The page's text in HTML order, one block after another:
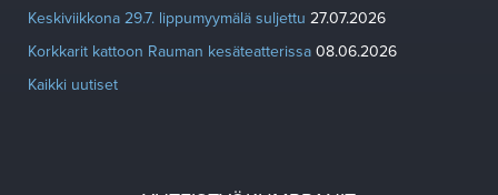
Keskiviikkona 29.7. lippumyymälä suljettu 27.07.2026
Korkkarit kattoon Rauman kesäteatterissa 08.06.2026
Kaikki uutiset